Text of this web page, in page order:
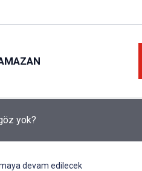
Anlaşması imzaladı
devam edilecek